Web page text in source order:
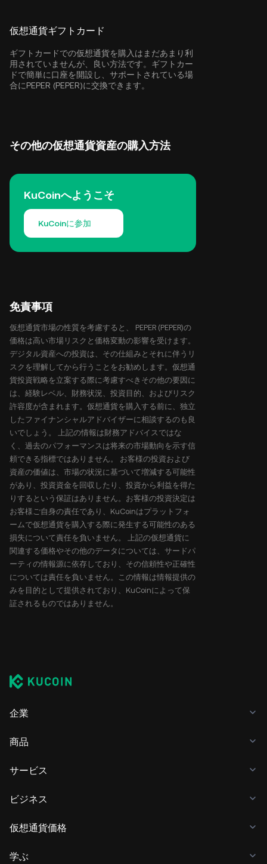
仮想通貨ギフトカード
ギフトカードでの仮想通貨を購入はまだあまり利
用されていませんが、良い方法です。ギフトカー
ドで簡単に口座を開設し、サポートされている場
合にPEPER (PEPER)に交換できます。
その他の仮想通貨資産の購入方法
KuCoinへようこそ
KuCoinに参加
免責事項
仮想通貨市場の性質を考慮すると、 PEPER (PEPER)の
価格は高い市場リスクと価格変動の影響を受けます。
デジタル資産への投資は、その仕組みとそれに伴うリ
スクを理解してから行うことをお勧めします。仮想通
貨投資戦略を立案する際に考慮すべきその他の要因に
は、経験レベル、財務状況、投資目的、およびリスク
許容度が含まれます。仮想通貨を購入する前に、独立
したファイナンシャルアドバイザーに相談するのも良
いでしょう。 上記の情報は財務アドバイスではな
く、過去のパフォーマンスは将来の市場動向を示す信
頼できる指標ではありません。 お客様の投資および
資産の価値は、市場の状況に基づいて増減する可能性
があり、投資資金を回収したり、投資から利益を得た
りするという保証はありません。お客様の投資決定は
お客様ご自身の責任であり、KuCoinはプラットフォ
ームで仮想通貨を購入する際に発生する可能性のある
損失について責任を負いません。 上記の仮想通貨に
関連する価格やその他のデータについては、サードパ
ーティの情報源に依存しており、その信頼性や正確性
については責任を負いません。この情報は情報提供の
みを目的として提供されており、KuCoinによって保
証されるものではありません。
企業
商品
サービス
ビジネス
仮想通貨価格
学ぶ